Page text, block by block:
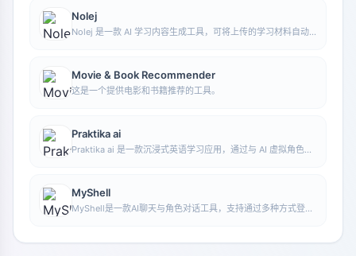
Nolej
Nolej 是一款 AI 学习内容生成工具，可将上传的学习材料自动
Movie & Book Recommender
这是一个提供电影和书籍推荐的工具。
Praktika ai
Praktika ai 是一款沉浸式英语学习应用，通过与 AI 虚拟角色对
MyShell
MyShell是一款AI聊天与角色对话工具，支持通过多种方式登录